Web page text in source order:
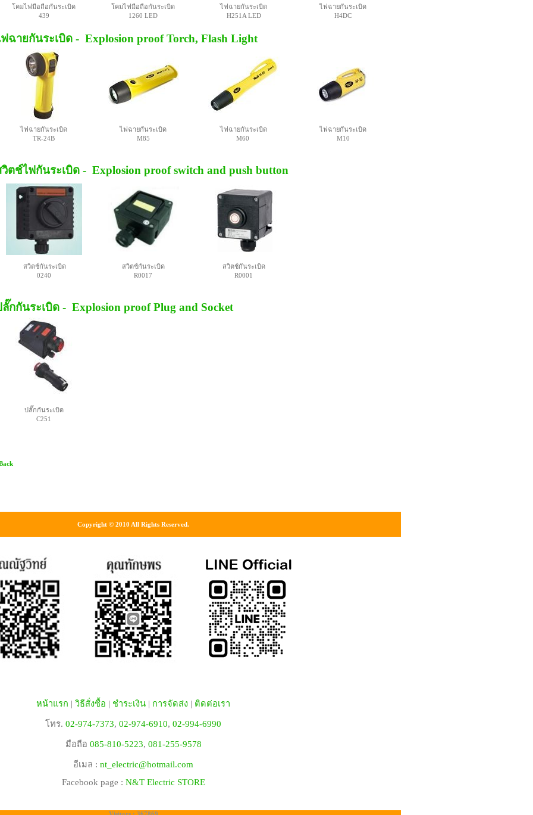
โคมไฟมือถือกันระเบิด
439
โคมไฟมือถือกันระเบิด
1260 LED
ไฟฉายกันระเบิด
H251A LED
ไฟฉายกันระเบิด
H4DC
ฉายกันระเบิด - Explosion proof Torch, Flash Light
ไฟฉายกันระเบิด
TR-24B
ไฟฉายกันระเบิด
M85
ไฟฉายกันระเบิด
M60
ไฟฉายกันระเบิด
M10
ตช์ไฟกันระเบิด - Explosion proof switch and push button
สวิตช์กันระเบิด
0240
สวิตช์กันระเบิด
R0017
สวิตช์กันระเบิด
R0001
กกันระเบิด - Explosion proof Plug and Socket
ปลั๊กกันระเบิด
C251
Copyright © 2010 All Rights Reserved.
หน้าแรก | วิธีสั่งซื้อ | ชำระเงิน| การจัดส่ง| ติดต่อเรา
โทร. 02-974-7373, 02-974-6910, 02-994-6990
มือถือ 085-810-5223, 081-255-9578
อีเมล : nt_electric@hotmail.com
Facebook page : N&T Electric STORE